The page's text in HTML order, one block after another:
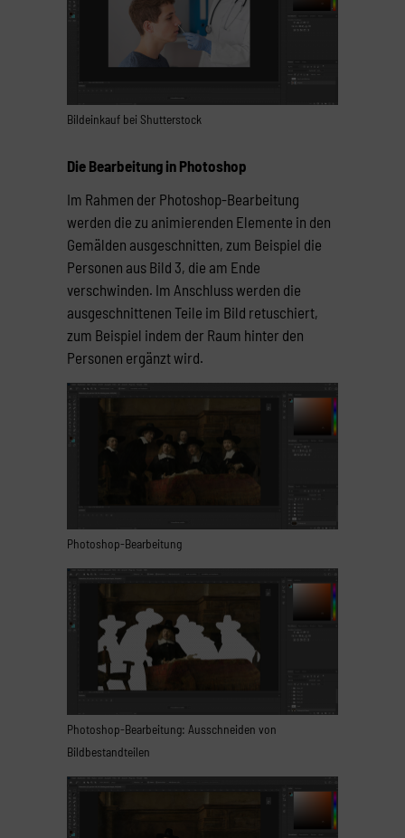
Bildeinkauf bei Shutterstock
Die Bearbeitung in Photoshop
Im Rahmen der Photoshop-Bearbeitung
werden die zu animierenden Elemente in den
Gemälden ausgeschnitten, zum Beispiel die
Personen aus Bild 3, die am Ende
verschwinden. Im Anschluss werden die
ausgeschnittenen Teile im Bild retuschiert,
zum Beispiel indem der Raum hinter den
Personen ergänzt wird.
Photoshop-Bearbeitung
Photoshop-Bearbeitung: Ausschneiden von
Bildbestandteilen